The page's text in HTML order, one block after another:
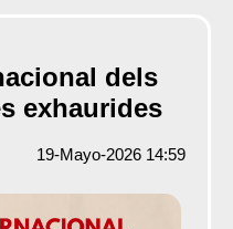
dels
exhaurides
19-Mayo-2026 14:59